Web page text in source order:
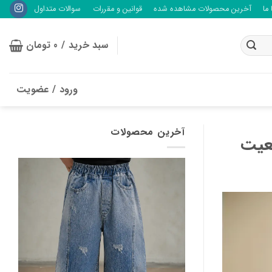
آخرین محصولات مشاهده شده قوانین و مقررات سوالات متداول
سبد خرید / 0 تومان
ورود / عضویت
آخرین محصولات